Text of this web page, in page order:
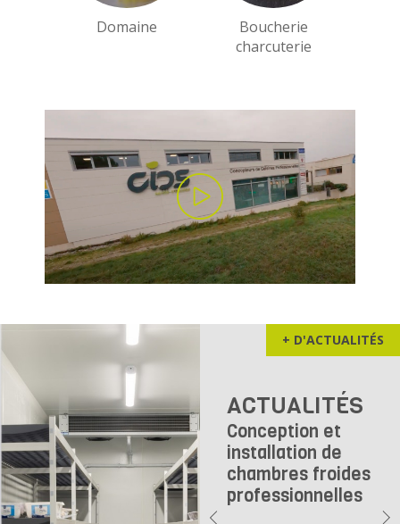
Domaine
Boucherie
charcuterie
+ D'ACTUALITÉS
ACTUALITÉS
Conception et
installation de
chambres froides
professionnelles